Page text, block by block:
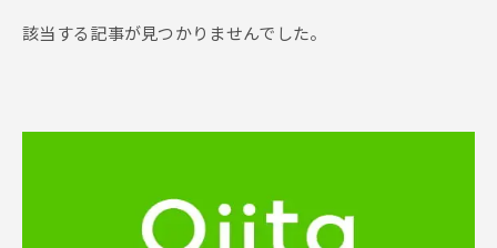
該当する記事が見つかりませんでした。